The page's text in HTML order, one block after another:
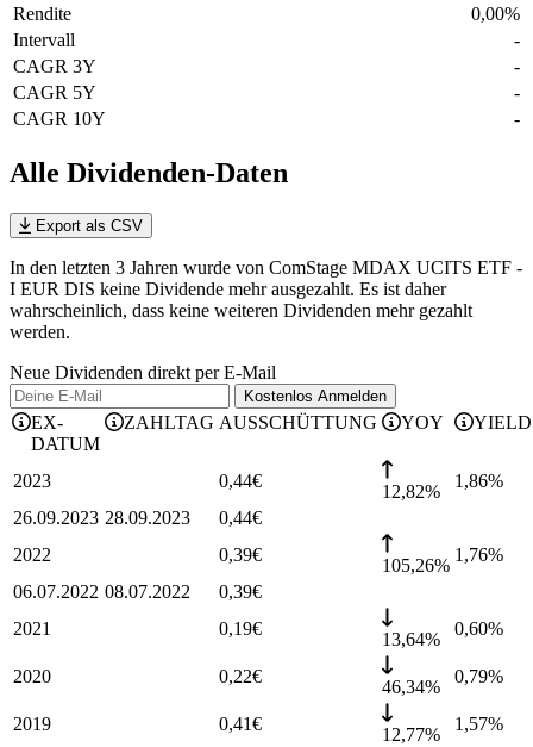
Rendite
0,00%
Intervall
-
CAGR 3Y
-
CAGR 5Y
-
CAGR 10Y
-
Alle Dividenden-Daten
Export als CSV
In den letzten 3 Jahren wurde von ComStage MDAX UCITS ETF -
I EUR DIS keine Dividende mehr ausgezahlt. Es ist daher
wahrscheinlich, dass keine weiteren Dividenden mehr gezahlt
werden.
Neue Dividenden direkt per E-Mail
Kostenlos Anmelden
EX-
DATUM
ZAHLTAG AUSSCHÜTTUNG YOY YIELD
2023 0,44€
12,82%
1,86%
26.09.2023 28.09.2023 0,44€
2022
0,39€
105,26%
1,76%
06.07.2022 08.07.2022 0,39€
2021
0,19€
13,64%
0,60%
2020 0,22€
46,34%
0,79%
2019 0,41€
12,77%
1,57%